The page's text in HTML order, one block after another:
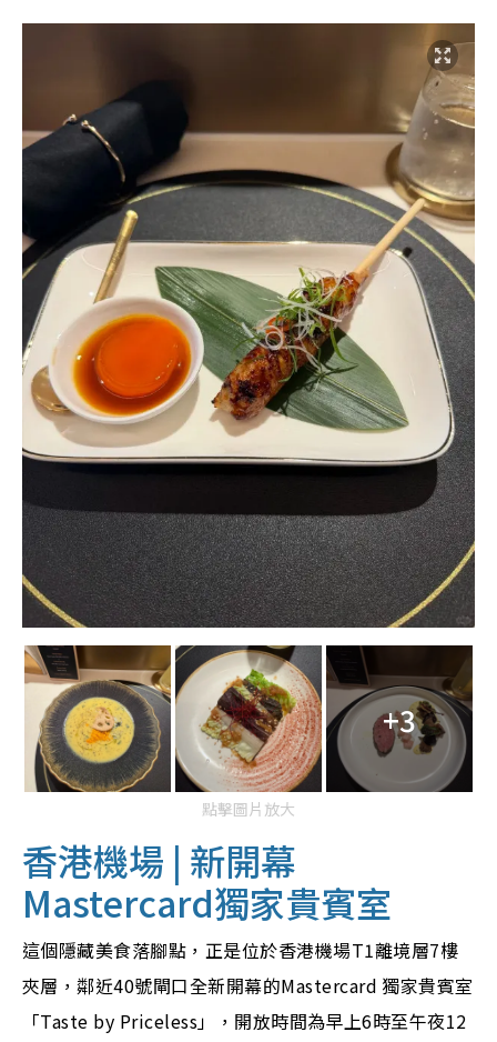
+3
點擊圖片放大
香港機場 | 新開幕
Mastercard獨家貴賓室
這個隱藏美食落腳點，正是位於香港機場T1離境層7樓
夾層，鄰近40號閘口全新開幕的Mastercard 獨家貴賓室
「Taste by Priceless」，開放時間為早上6時至午夜12